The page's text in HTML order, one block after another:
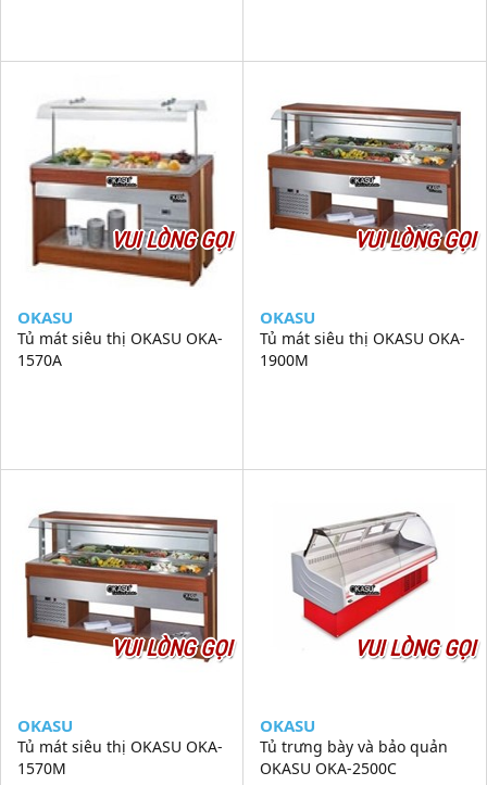
VUI LÒNG GỌI
OKASU
Tủ mát siêu thị OKASU OKA-
1570A
VUI LÒNG GỌI
OKASU
Tủ mát siêu thị OKASU OKA-
1900M
VUI LÒNG GỌI
OKASU
Tủ mát siêu thị OKASU OKA-
1570M
VUI LÒNG GỌI
OKASU
Tủ trưng bày và bảo quản
OKASU OKA-2500C